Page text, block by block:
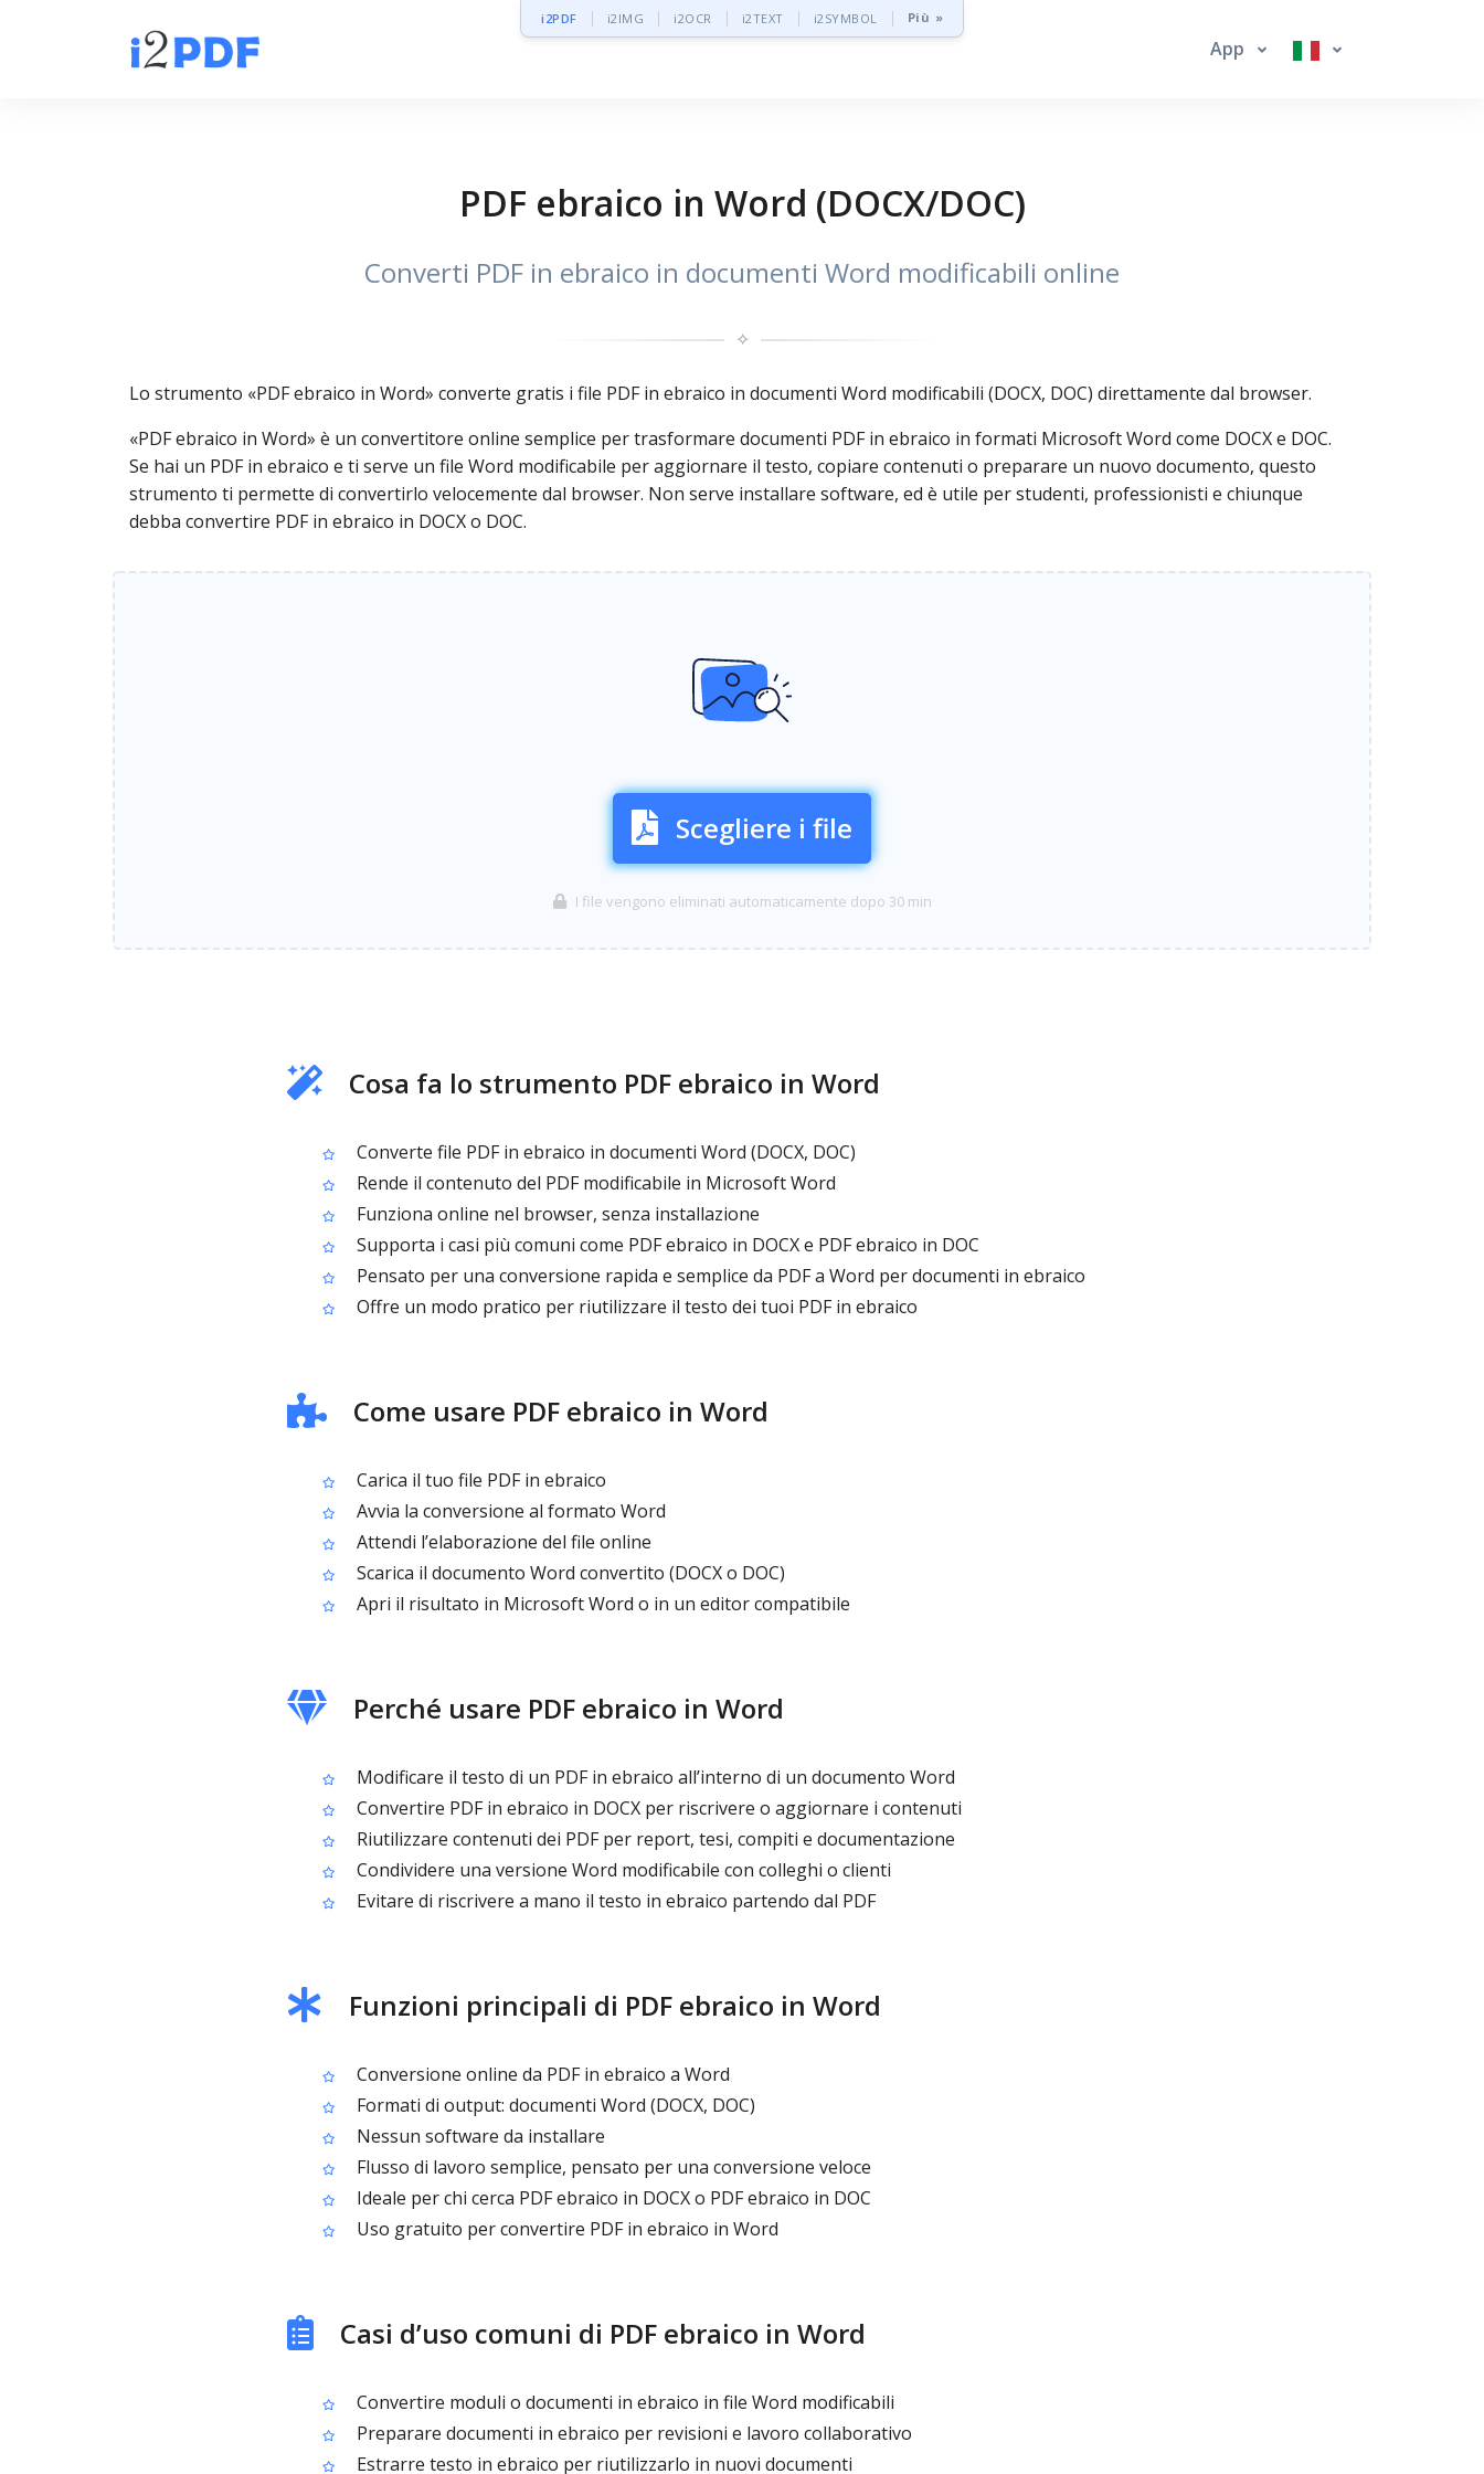
i2PDF i2IMG i2OCR i2TEXT i2SYMBOL Più »
App
PDF ebraico in Word (DOCX/DOC)
Converti PDF in ebraico in documenti Word modificabili online
✧
Lo strumento «PDF ebraico in Word» converte gratis i file PDF in ebraico in documenti Word modificabili (DOCX, DOC) direttamente dal browser.
«PDF ebraico in Word» è un convertitore online semplice per trasformare documenti PDF in ebraico in formati Microsoft Word come DOCX e DOC.
Se hai un PDF in ebraico e ti serve un file Word modificabile per aggiornare il testo, copiare contenuti o preparare un nuovo documento, questo
strumento ti permette di convertirlo velocemente dal browser. Non serve installare software, ed è utile per studenti, professionisti e chiunque
debba convertire PDF in ebraico in DOCX o DOC.
Scegliere i file
I file vengono eliminati automaticamente dopo 30 min
Cosa fa lo strumento PDF ebraico in Word
Converte file PDF in ebraico in documenti Word (DOCX, DOC)
Rende il contenuto del PDF modificabile in Microsoft Word
Funziona online nel browser, senza installazione
Supporta i casi più comuni come PDF ebraico in DOCX e PDF ebraico in DOC
Pensato per una conversione rapida e semplice da PDF a Word per documenti in ebraico
Offre un modo pratico per riutilizzare il testo dei tuoi PDF in ebraico
Come usare PDF ebraico in Word
Carica il tuo file PDF in ebraico
Avvia la conversione al formato Word
Attendi l’elaborazione del file online
Scarica il documento Word convertito (DOCX o DOC)
Apri il risultato in Microsoft Word o in un editor compatibile
Perché usare PDF ebraico in Word
Modificare il testo di un PDF in ebraico all’interno di un documento Word
Convertire PDF in ebraico in DOCX per riscrivere o aggiornare i contenuti
Riutilizzare contenuti dei PDF per report, tesi, compiti e documentazione
Condividere una versione Word modificabile con colleghi o clienti
Evitare di riscrivere a mano il testo in ebraico partendo dal PDF
Funzioni principali di PDF ebraico in Word
Conversione online da PDF in ebraico a Word
Formati di output: documenti Word (DOCX, DOC)
Nessun software da installare
Flusso di lavoro semplice, pensato per una conversione veloce
Ideale per chi cerca PDF ebraico in DOCX o PDF ebraico in DOC
Uso gratuito per convertire PDF in ebraico in Word
Casi d’uso comuni di PDF ebraico in Word
Convertire moduli o documenti in ebraico in file Word modificabili
Preparare documenti in ebraico per revisioni e lavoro collaborativo
Estrarre testo in ebraico per riutilizzarlo in nuovi documenti